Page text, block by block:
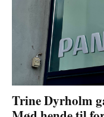
Trine Dyrholm